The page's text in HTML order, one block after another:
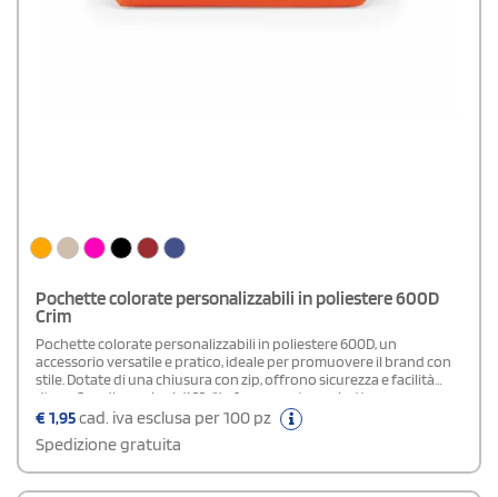
Pochette colorate personalizzabili in poliestere 600D
Crim
Pochette colorate personalizzabili in poliestere 600D, un
accessorio versatile e pratico, ideale per promuovere il brand con
stile. Dotate di una chiusura con zip, offrono sicurezza e facilità
d'uso. Con dimensioni di 22x14x6 cm, queste pochette sono
perfette per contenere piccoli oggetti o accessori essenziali.
Disponibili in una gamma di colori vivaci, sono adatte a ogni
preferenza. Confezionate in polybag, queste pochette sono
pronte per essere distribuite in eventi promozionali o utilizzate
come regalo aziendale.
€1,95cad. iva esclusa per 100 pz
Spedizione gratuita